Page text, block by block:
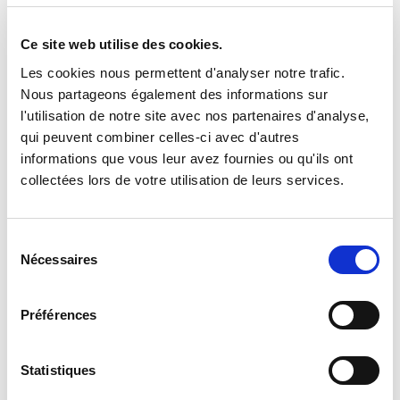
Ce site web utilise des cookies.
Les cookies nous permettent d'analyser notre trafic.
Nous partageons également des informations sur
l'utilisation de notre site avec nos partenaires d'analyse,
qui peuvent combiner celles-ci avec d'autres
informations que vous leur avez fournies ou qu'ils ont
collectées lors de votre utilisation de leurs services.
Nécessaires
Préférences
Statistiques
REAKTOR Data & business
intelligence
Nous allons collecter et faire parler les
datas qui sont importantes pour votre
Les technologies web et mobiles sont